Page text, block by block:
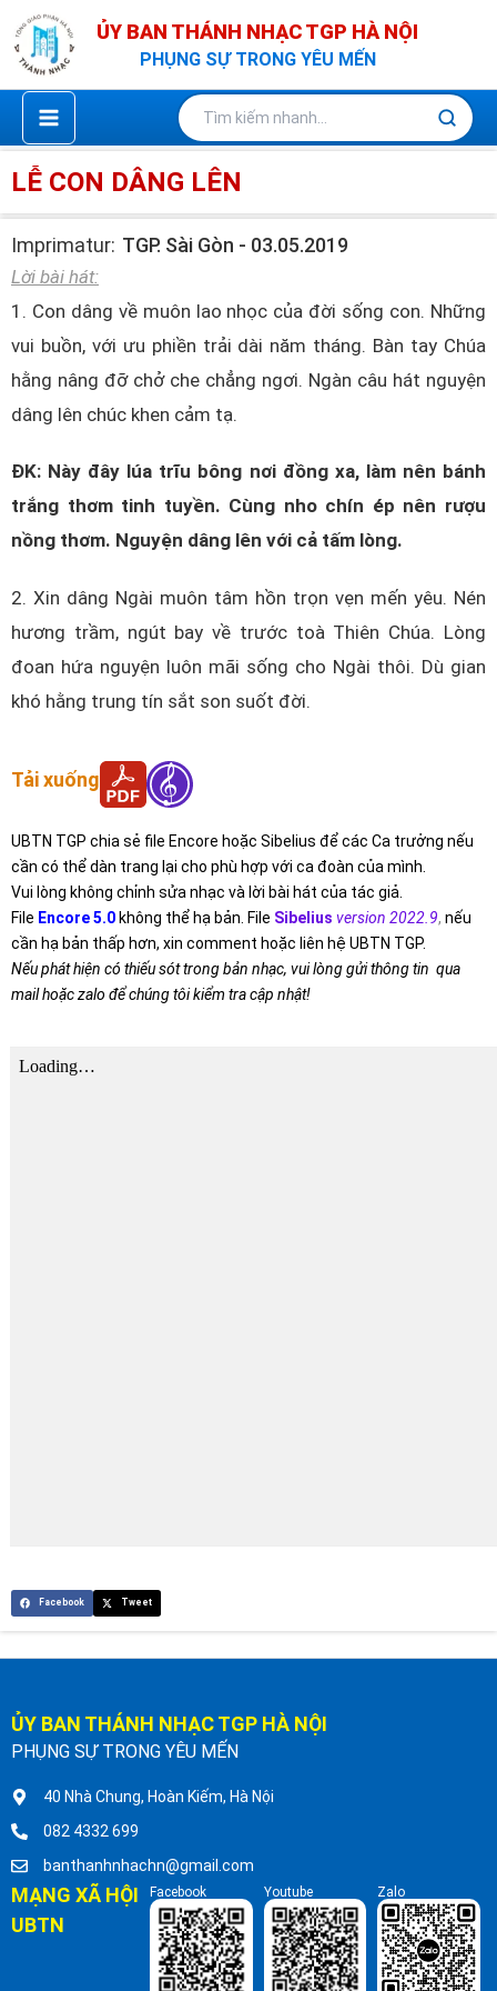
Nhảy
tới
nội
dung
ỦY BAN THÁNH NHẠC TGP HÀ NỘI
PHỤNG SỰ TRONG YÊU MẾN
LỄ CON DÂNG LÊN
Imprimatur: TGP. Sài Gòn - 03.05.2019
Lời bài hát:
1. Con dâng về muôn lao nhọc của đời sống con. Những
vui buồn, với ưu phiền trải dài năm tháng. Bàn tay Chúa
hằng nâng đỡ chở che chẳng ngơi. Ngàn câu hát nguyện
dâng lên chúc khen cảm tạ.
ĐK: Này đây lúa trĩu bông nơi đồng xa, làm nên bánh
trắng thơm tinh tuyền. Cùng nho chín ép nên rượu
nồng thơm. Nguyện dâng lên với cả tấm lòng.
2. Xin dâng Ngài muôn tâm hồn trọn vẹn mến yêu. Nén
hương trầm, ngút bay về trước toà Thiên Chúa. Lòng
đoan hứa nguyện luôn mãi sống cho Ngài thôi. Dù gian
khó hằng trung tín sắt son suốt đời.
Tải xuống
UBTN TGP chia sẻ file Encore hoặc Sibelius để các Ca trưởng nếu
cần có thể dàn trang lại cho phù hợp với ca đoàn của mình.
Vui lòng không chỉnh sửa nhạc và lời bài hát của tác giả.
File Encore 5.0 không thể hạ bản. File Sibelius version 2022.9, nếu
cần hạ bản thấp hơn, xin comment hoặc liên hệ UBTN TGP.
Nếu phát hiện có thiếu sót trong bản nhạc, vui lòng gửi thông tin qua
mail hoặc zalo để chúng tôi kiểm tra cập nhật!
Facebook Tweet
ỦY BAN THÁNH NHẠC TGP HÀ NỘI
PHỤNG SỰ TRONG YÊU MẾN
40 Nhà Chung, Hoàn Kiếm, Hà Nội
082 4332 699
banthanhnhachn@gmail.com
MẠNG XÃ HỘI
UBTN
Facebook Youtube Zalo